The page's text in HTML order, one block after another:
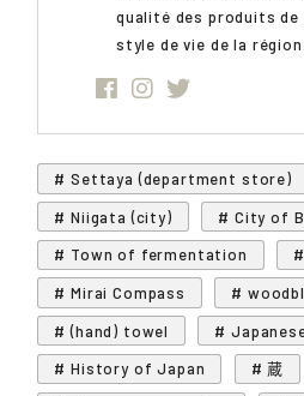
qualité des produits de
style de vie de la région.
# Settaya (department store)
# Niigata (city)
# City of
# Town of fermentation
# Mirai Compass
#
# (hand) towel
#
# History of Japan
# 蔵